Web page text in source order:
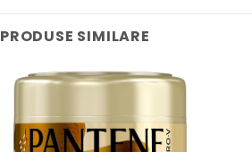
PRODUSE SIMILARE